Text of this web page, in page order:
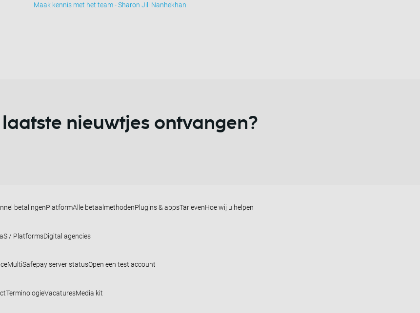
Maak kennis met het team - Sharon Jill Nanhekhan
nieuwtjes ontvangen?
betalingenPlatformAlle betaalmethodenPlugins & appsTarievenHoe wij u helpen
/ PlatformsDigital agencies
MultiSafepay server statusOpen een test account
TerminologieVacaturesMedia kit